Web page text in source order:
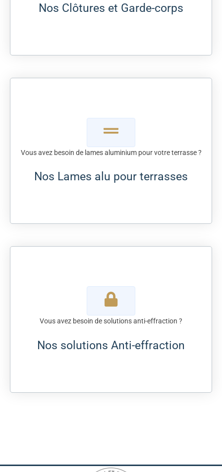
Nos Clôtures et Garde-corps
Vous avez besoin de lames aluminium pour votre terrasse ?
Nos Lames alu pour terrasses
Vous avez besoin de solutions anti-effraction ?
Nos solutions Anti-effraction